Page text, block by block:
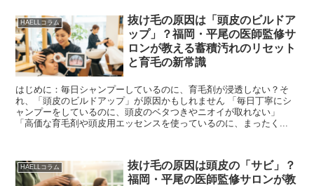
HAELLコラム
抜け毛の原因は「頭皮のビルドア
ップ」？福岡・平尾の医師監修サ
ロンが教える蓄積汚れのリセット
と育毛の新常識
はじめに：毎日シャンプーしているのに、育毛剤が浸透しない？そ
れ、「頭皮のビルドアップ」が原因かもしれません 「毎日丁寧にシ
ャンプーをしているのに、頭皮のベタつきやニオイが取れない」
「高価な育毛剤や頭皮用エッセンスを使っているのに、まったく...
HAELLコラム
抜け毛の原因は頭皮の「サビ」？
福岡・平尾の医師監修サロンが教